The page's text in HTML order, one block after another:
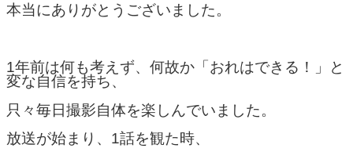
本当にありがとうございました。
1年前は何も考えず、何故か「おれはできる！」と
変な自信を持ち、
只々毎日撮影自体を楽しんでいました。
放送が始まり、1話を観た時、